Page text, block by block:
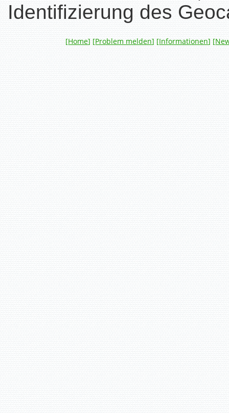
Identifizierung des
[Home] [Problem melden] [Informationen] [